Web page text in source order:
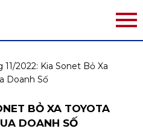
11/2022: Kia Sonet Bỏ Xa
Doanh Số
BỎ XA TOYOTA
DOANH SỐ